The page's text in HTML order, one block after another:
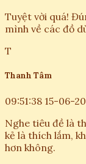
Tuyệt vời quá!
mình về các đồ
T
Thanh Tâm
09:51:38 15-06-
Nghe tiêu đề là
kẻ là thích lắm,
hơn không.